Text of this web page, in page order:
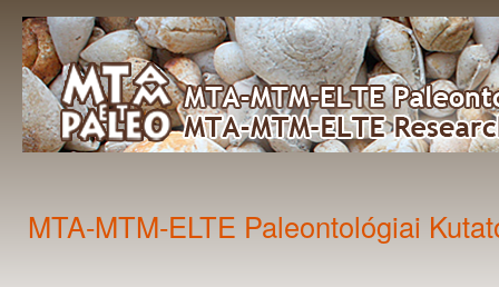
MTA-MTM-ELTE Paleontológiai